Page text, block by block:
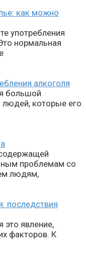
как можно
употребления
нормальная
алкоголя
большой
людей, которые его
проблемам со
людям,
последствия
это явление,
факторов. К